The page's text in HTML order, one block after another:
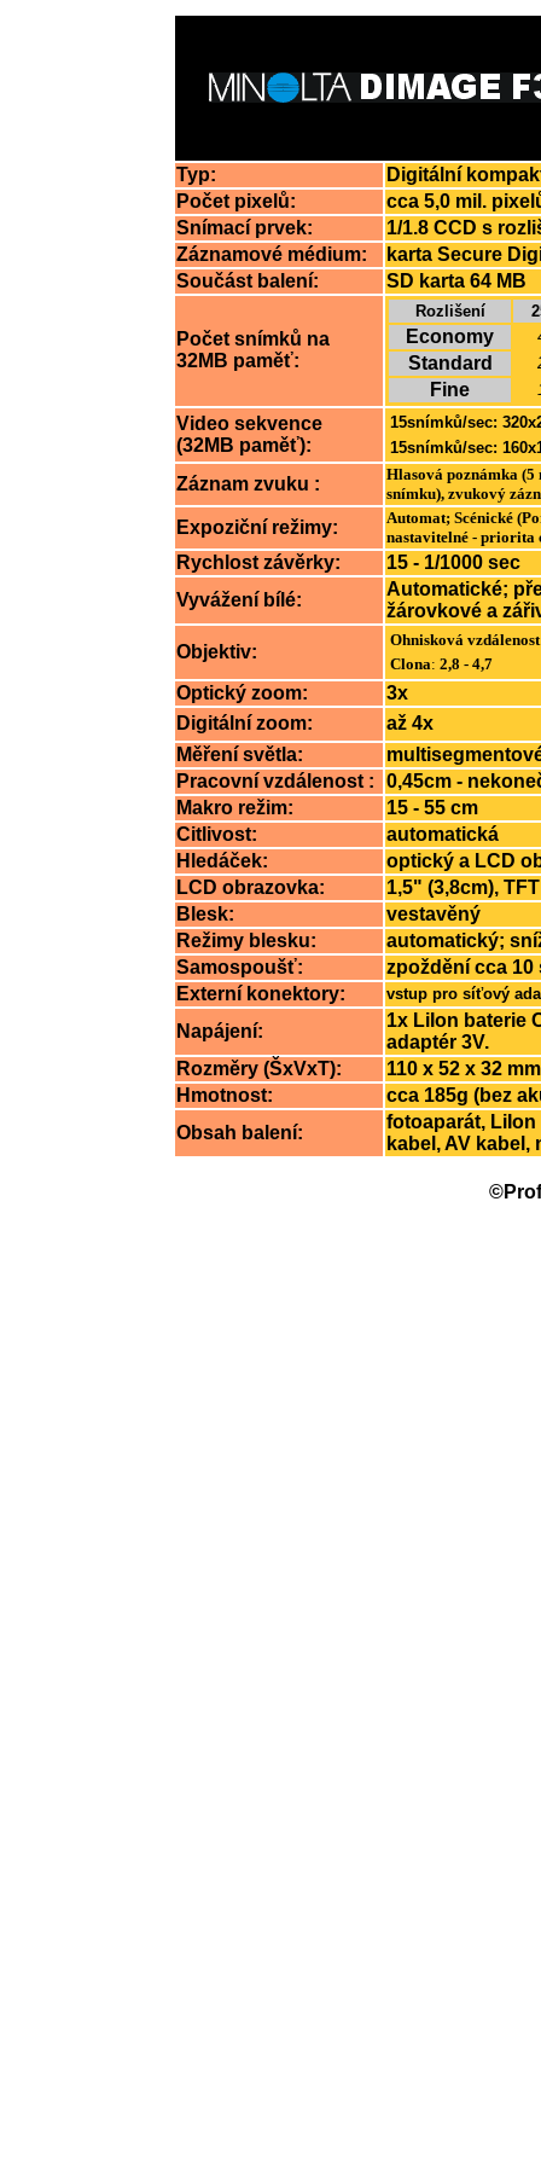
Typ:
Digitální
Počet pixelů:
cca 5,0 mil.
Snímací prvek:
1/1.8 CCD s
Záznamové médium:
karta Secure
Součást balení:
SD karta 64 MB
Počet snímků na
32MB paměť:
Rozlišení
Economy
Standard
Fine
Video sekvence
(32MB paměť):
15snímků/sec:
15snímků/sec:
Záznam zvuku :
Hlasová poznámka (5
snímku), zvukový
Expoziční režimy:
Automat; Scénické
nastavitelné - priorita
Rychlost závěrky:
15 - 1/1000 sec
Vyvážení bílé:
Automatické;
žárovkové a
Objektiv:
Ohnisková vzdálenost
Clona: 2,8 - 4,7
Optický zoom:
3x
Digitální zoom:
až 4x
Měření světla:
Pracovní vzdálenost :
0,45cm -
Makro režim:
15 - 55 cm
Citlivost:
automatická
Hledáček:
optický a LCD
LCD obrazovka:
1,5" (3,8cm),
Blesk:
vestavěný
Režimy blesku:
automatický;
Samospoušť:
zpoždění cca 10
Externí konektory:
vstup pro síťový
Napájení:
1x LiIon baterie
adaptér 3V.
Rozměry (ŠxVxT):
110 x 52 x 32 mm
Hmotnost:
cca 185g (bez
Obsah balení:
fotoaparát, LiIon
kabel, AV kabel,